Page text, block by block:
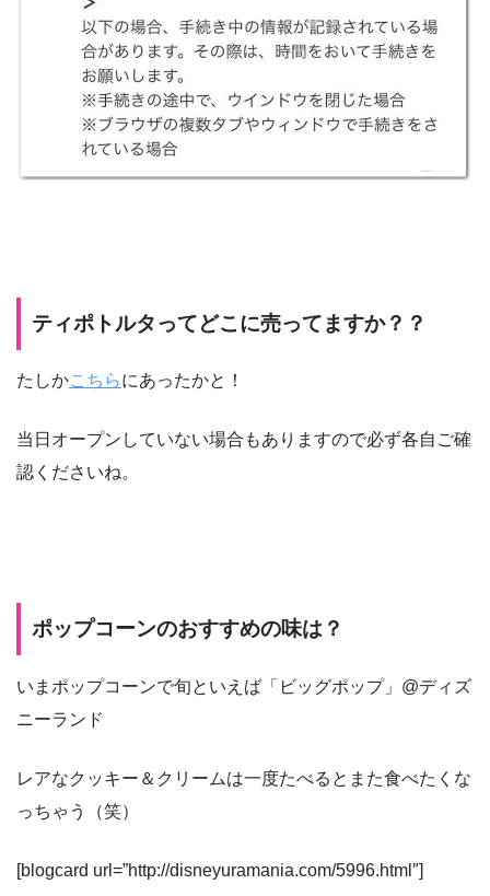
ティポトルタってどこに売ってますか？？
たしかこちらにあったかと！
当日オープンしていない場合もありますので必ず各自ご確
認くださいね。
ポップコーンのおすすめの味は？
いまポップコーンで旬といえば「ビッグポップ」@ディズ
ニーランド
レアなクッキー＆クリームは一度たべるとまた食べたくな
っちゃう（笑）
[blogcard url=”http://disneyuramania.com/5996.html″]